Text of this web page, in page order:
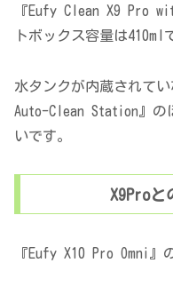
『Eufy Clean X9 Pro
トボックス容量は410ml
水タンクが内蔵されて
Auto-Clean Station』の
いです。
X9Pro
『Eufy X10 Pro Omni』